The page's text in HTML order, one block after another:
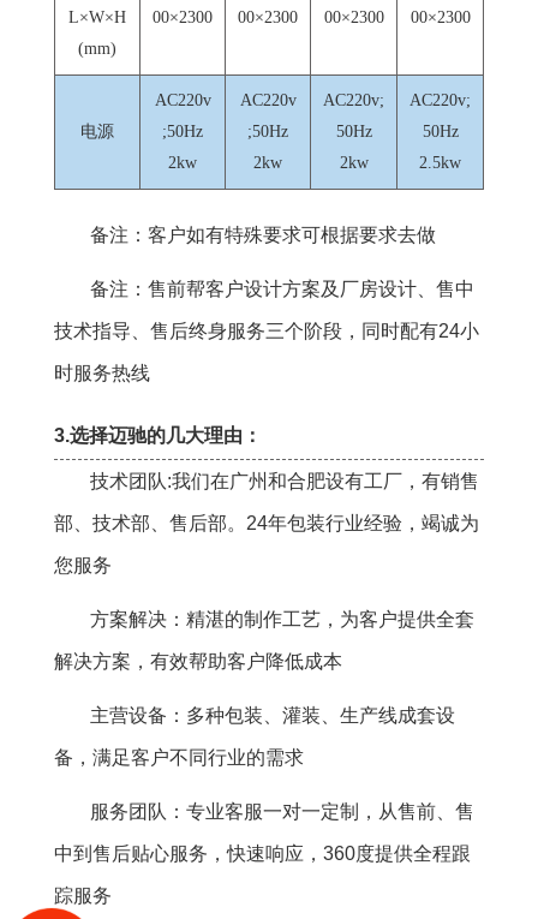
L×W×H
(mm)
00×2300
00×2300
00×2300
00×2300
电源
AC220v
;50Hz
2kw
AC220v
;50Hz
2kw
AC220v;
50Hz
2kw
AC220v;
50Hz
2.5kw
备注：客户如有特殊要求可根据要求去做
备注：售前帮客户设计方案及厂房设计、售中
技术指导、售后终身服务三个阶段，同时配有24小
时服务热线
3.选择迈驰的几大理由：
技术团队:我们在广州和合肥设有工厂，有销售
部、技术部、售后部。24年包装行业经验，竭诚为
您服务
方案解决：精湛的制作工艺，为客户提供全套
解决方案，有效帮助客户降低成本
主营设备：多种包装、灌装、生产线成套设
备，满足客户不同行业的需求
服务团队：专业客服一对一定制，从售前、售
中到售后贴心服务，快速响应，360度提供全程跟
踪服务